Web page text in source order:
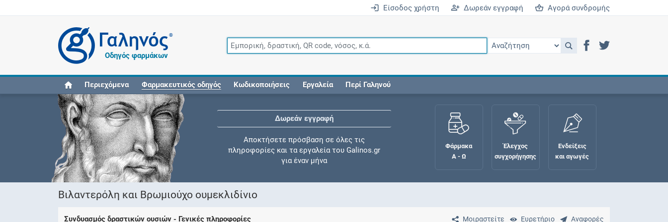
Είσοδος χρήστη Δωρεάν εγγραφή Αγορά συνδρομής
®
Οδηγός φαρμάκων
Περιεχόμενα Φαρμακευτικός οδηγός Κωδικοποιήσεις Εργαλεία Περί Γαληνού
Δωρεάν εγγραφή
Αποκτήσετε πρόσβαση σε όλες τις
πληροφορίες και τα εργαλεία του Galinos.gr
για έναν μήνα
Φάρμακα
Α - Ω
Έλεγχος
συγχορήγησης
Ενδείξεις
και αγωγές
Βιλαντερόλη και Βρωμιούχο ουμεκλιδίνιο
Μοιραστείτε Ευρετήριο Αναφορές
Συνδυασμός δραστικών ουσιών - Γενικές πληροφορίες